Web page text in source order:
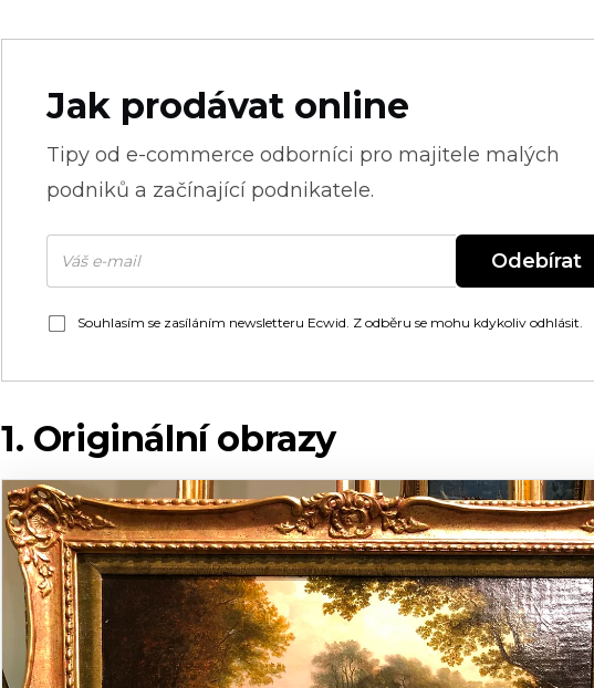
Jak prodávat online
Tipy od e-commerce odborníci pro majitele malých
podniků a začínající podnikatele.
Odebírat
Souhlasím se zasíláním newsletteru Ecwid. Z odběru se mohu kdykoliv odhlásit.
1. Originální obrazy